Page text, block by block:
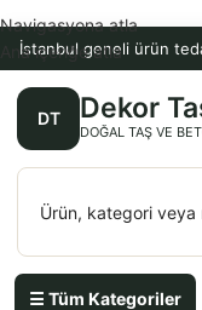
İstanbul geneli ürün
DT Dekor
DOĞAL TAŞ VE
☰ Tüm Kategoriler
Navigasyona atla
Ana içeriğe atla